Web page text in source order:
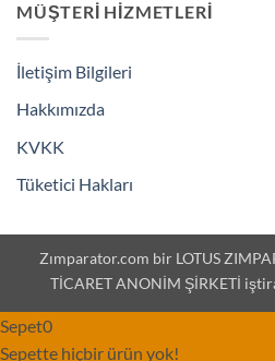
MÜŞTERI HIZMETLERI
İletişim Bilgileri
Hakkımızda
KVKK
Tüketici Hakları
Zımparator.com bir LOTUS
TİCARET ANONİM ŞİRKETİ
Sepet0
Sepette hiçbir ürün yok!